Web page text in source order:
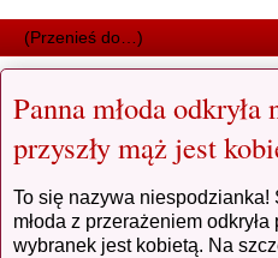
Panna młoda
przyszły mąż jest
To się nazywa
młoda z przerażeniem
wybranek jest kobietą. Na